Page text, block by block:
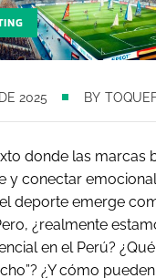
2025 BY
donde las marcas
y conectar
deporte emerge
¿realmente
en el Perú?
¿Y cómo